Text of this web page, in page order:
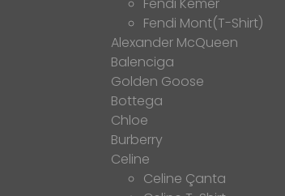
Fendi Mont(T-Shirt)
Alexander McQueen
Balenciga
Golden Goose
Bottega
Chloe
Burberry
Celine
Celine Çanta